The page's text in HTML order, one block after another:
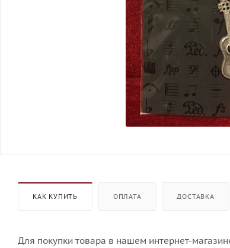
КАК КУПИТЬ ОПЛАТА ДОСТАВКА
Для покупки товара в нашем интернет-